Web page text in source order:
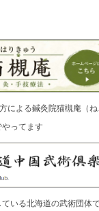
による鍼灸院猫槻庵（ね
やってます
いる北海道の武術団体で